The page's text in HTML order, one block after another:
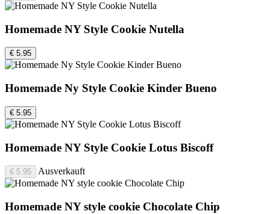
Homemade NY Style Cookie Nutella
€ 5.95
Homemade Ny Style Cookie Kinder Bueno
€ 5.95
Homemade NY Style Cookie Lotus Biscoff
€ 5.95 Ausverkauft
Homemade NY style cookie Chocolate Chip